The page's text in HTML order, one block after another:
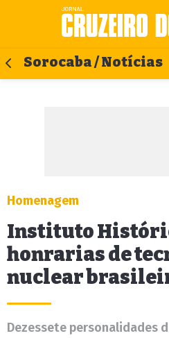
Sorocaba / Notícias
Homenagem
Instituto
honrarias de
nuclear
Dezessete personalidades